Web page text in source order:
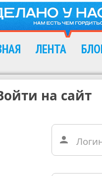
ЛЕНТА
на сайт